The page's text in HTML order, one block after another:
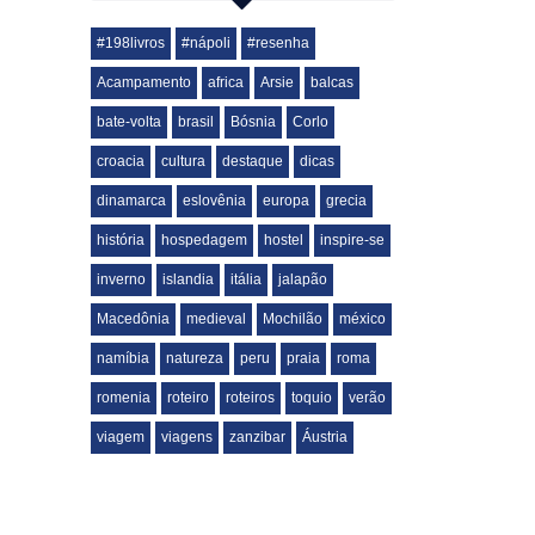
#198livros #nápoli #resenha
Acampamento africa Arsie balcas
bate-volta brasil Bósnia Corlo
croacia cultura destaque dicas
dinamarca eslovênia europa grecia
história hospedagem hostel inspire-se
inverno islandia itália jalapão
Macedônia medieval Mochilão méxico
namíbia natureza peru praia roma
romenia roteiro roteiros toquio verão
viagem viagens zanzibar Áustria